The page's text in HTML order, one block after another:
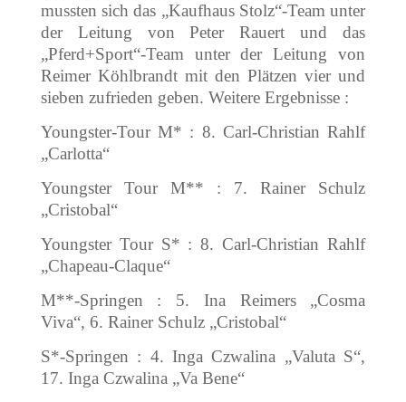
mussten sich das „Kaufhaus Stolz“-Team unter
der Leitung von Peter Rauert und das
„Pferd+Sport“-Team unter der Leitung von
Reimer Köhlbrandt mit den Plätzen vier und
sieben zufrieden geben. Weitere Ergebnisse :
Youngster-Tour M* : 8. Carl-Christian Rahlf
„Carlotta“
Youngster Tour M** : 7. Rainer Schulz
„Cristobal“
Youngster Tour S* : 8. Carl-Christian Rahlf
„Chapeau-Claque“
M**-Springen : 5. Ina Reimers „Cosma
Viva“, 6. Rainer Schulz „Cristobal“
S*-Springen : 4. Inga Czwalina „Valuta S“,
17. Inga Czwalina „Va Bene“